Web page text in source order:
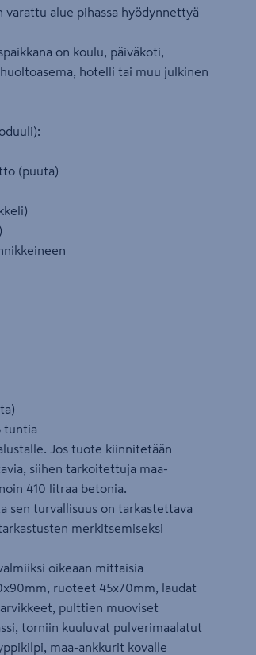
alue pihassa hyödynnettyä
on koulu, päiväkoti,
hotelli tai muu julkinen
(puuta)
tuntia
Jos tuote kiinnitetään
siihen tarkoitettuja maa-
410 litraa betonia.
sen turvallisuus on tarkastettava
merkitsemiseksi
oikeaan mittaisia
ruoteet 45x70mm, laudat
pulttien muoviset
torniin kuuluvat pulverimaalatut
maa-ankkurit kovalle